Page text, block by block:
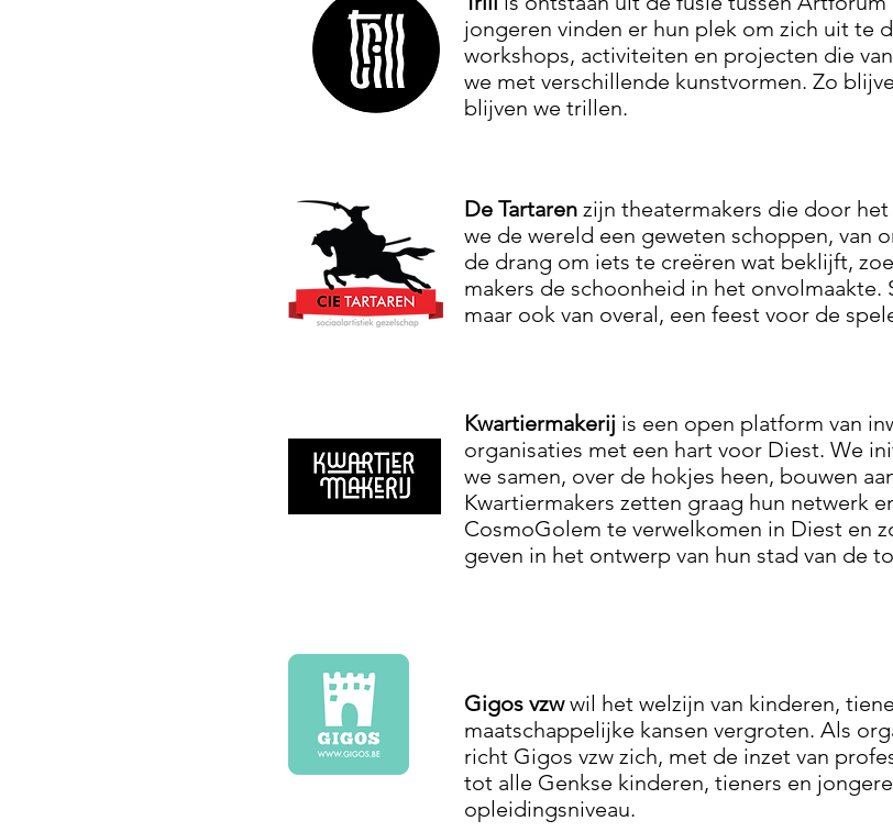
jongeren vinden er hun plek om zich uit te
workshops, activiteiten en projecten die
we met verschillende kunstvormen. Zo
blijven we trillen.
De Tartaren zijn theatermakers die door
we de wereld een geweten schoppen, van
de drang om iets te creëren wat beklijft,
makers de schoonheid in het onvolmaakte.
maar ook van overal, een feest voor de
Kwartiermakerij is een open platform van
organisaties met een hart voor Diest. We
we samen, over de hokjes heen, bouwen
Kwartiermakers zetten graag hun netwerk
CosmoGolem te verwelkomen in Diest en
geven in het ontwerp van hun stad van de
Gigos vzwwil het welzijn van kinderen,
maatschappelijke kansen vergroten. Als
richt Gigos vzw zich, met de inzet van
tot alle Genkse kinderen, tieners en
opleidingsniveau.